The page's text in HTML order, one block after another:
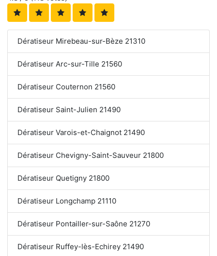
Dératiseur Mirebeau-sur-Bèze 21310
Dératiseur Arc-sur-Tille 21560
Dératiseur Couternon 21560
Dératiseur Saint-Julien 21490
Dératiseur Varois-et-Chaignot 21490
Dératiseur Chevigny-Saint-Sauveur 21800
Dératiseur Quetigny 21800
Dératiseur Longchamp 21110
Dératiseur Pontailler-sur-Saône 21270
Dératiseur Ruffey-lès-Echirey 21490